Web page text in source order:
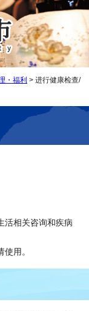
・福利 > 进行健康检查/
活相关咨询和疾病
用。